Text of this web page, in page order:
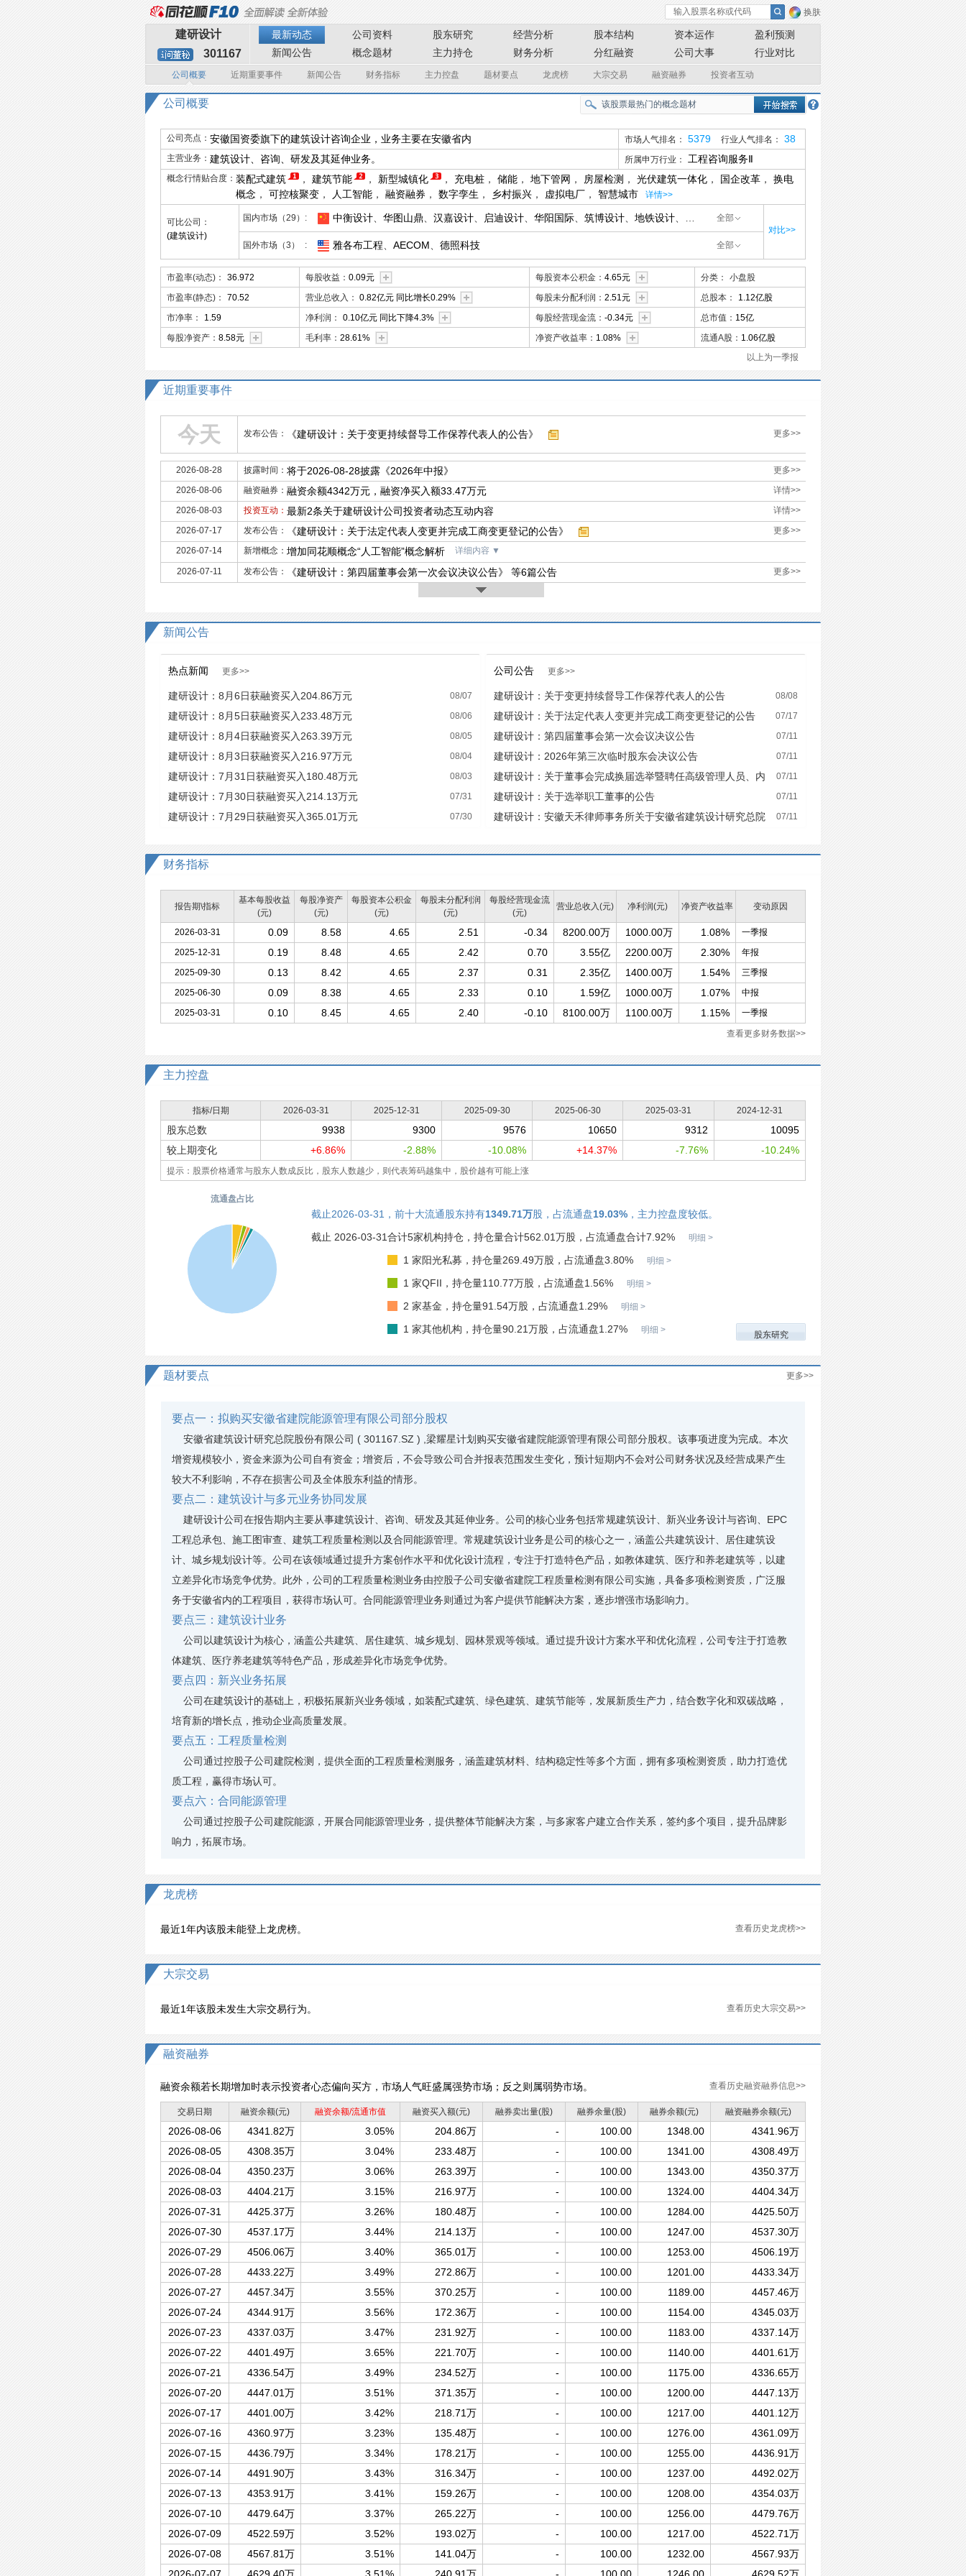
换肤
建研设计
301167
最新动态 公司资料 股东研究 经营分析 股本结构 资本运作
盈利预测
新闻公告
概念题材 主力持仓 财务分析 分红融资 公司大事 行业对比
公司概要 近期重要事件 新闻公告 财务指标 主力控盘 题材要点 龙虎榜 大宗交易 融资融券 投资者互动
公司概要
公司亮点： 安徽国资委旗下的建筑设计咨询企业，业务主要在安徽省内 市场人气排名： 5379 行业人气排名： 38
主营业务： 建筑设计、咨询、研发及其延伸业务。 所属申万行业： 工程咨询服务Ⅱ
概念行情贴合度： 装配式建筑 ， 建筑节能 ， 新型城镇化 ， 充电桩 ， 储能 ， 地下管网 ， 房屋检测 ， 光伏建筑一体化 ， 国企改革 ， 换电
概念 ， 可控核聚变 ， 人工智能 ， 融资融券 ， 数字孪生 ， 乡村振兴 ， 虚拟电厂 ， 智慧城市 详情>>
对比>>
可比公司：
(建筑设计)
国内市场（29） 全部
中衡设计 华图山鼎 汉嘉设计 启迪设计 华阳国际 筑博设计 地铁设计 奥雅股份、尤安设计
国外市场（3） 全部
雅各布工程 AECOM 德照科技
市盈率(动态)： 36.972 每股收益： 0.09元 每股资本公积金： 4.65元 分类：
小盘股
市盈率(静态)：
70.52 营业总收入： 0.82亿元 同比增长0.29% 每股未分配利润： 2.51元 总股本：
1.12亿股
市净率：
1.59 净利润： 0.10亿元 同比下降4.3% 每股经营现金流： -0.34元 总市值： 15亿
每股净资产： 8.58元 毛利率： 28.61% 净资产收益率： 1.08% 流通A股： 1.06亿股
以上为一季报
近期重要事件
今天 发布公告： 更多>>
《建研设计：关于变更持续督导工作保荐代表人的公告》
2026-08-28 披露时间： 更多>>
将于2026-08-28披露《2026年中报》
2026-08-06 融资融券： 详情>>
融资余额4342万元，融资净买入额33.47万元
2026-08-03 投资互动： 详情>>
最新2条关于建研设计公司投资者动态互动内容
2026-07-17 发布公告： 更多>>
《建研设计：关于法定代表人变更并完成工商变更登记的公告》
2026-07-14 新增概念： 增加同花顺概念“人工智能”概念解析 详细内容 ▼
2026-07-11 发布公告： 更多>>
《建研设计：第四届董事会第一次会议决议公告》 等6篇公告
新闻公告
热点新闻 更多>>
08/07
建研设计：8月6日获融资买入204.86万元
08/06
建研设计：8月5日获融资买入233.48万元
08/05
建研设计：8月4日获融资买入263.39万元
08/04
建研设计：8月3日获融资买入216.97万元
08/03
建研设计：7月31日获融资买入180.48万元
07/31
建研设计：7月30日获融资买入214.13万元
07/30
建研设计：7月29日获融资买入365.01万元
公司公告 更多>>
08/08
建研设计：关于变更持续督导工作保荐代表人的公告
07/17
建研设计：关于法定代表人变更并完成工商变更登记的公告
07/11
建研设计：第四届董事会第一次会议决议公告
07/11
建研设计：2026年第三次临时股东会决议公告
07/11
建研设计：关于董事会完成换届选举暨聘任高级管理人员、内
部审计部门负责人、证券事务代表的公告
07/11
建研设计：关于选举职工董事的公告
07/11
建研设计：安徽天禾律师事务所关于安徽省建筑设计研究总院
财务指标
报告期\指标
基本每股收益
(元)
每股净资产
(元)
每股资本公积金
(元)
每股未分配利润
(元)
每股经营现金流
(元)
营业总收入(元) 净利润(元) 净资产收益率 变动原因
2026-03-31 0.09 8.58 4.65 2.51 -0.34 8200.00万 1000.00万 1.08%
一季报
2025-12-31
0.19 8.48 4.65 2.42 0.70 3.55亿 2200.00万 2.30%
年报
2025-09-30
0.13 8.42 4.65 2.37 0.31 2.35亿 1400.00万 1.54%
三季报
2025-06-30
0.09 8.38 4.65 2.33 0.10 1.59亿 1000.00万 1.07%
中报
2025-03-31
0.10 8.45 4.65 2.40 -0.10 8100.00万 1100.00万 1.15% 一季报
查看更多财务数据>>
主力控盘
指标/日期 2026-03-31 2025-12-31 2025-09-30 2025-06-30 2025-03-31 2024-12-31
股东总数 9938 9300 9576 10650 9312
10095
较上期变化
+6.86% -2.88% -10.08% +14.37% -7.76% -10.24%
提示：股票价格通常与股东人数成反比，股东人数越少，则代表筹码越集中，股价越有可能上涨
流通盘占比
截止2026-03-31，前十大流通股东持有1349.71万股，占流通盘19.03% ，主力控盘度较低。
截止 2026-03-31合计5家机构持仓，持仓量合计562.01万股，占流通盘合计7.92% 明细 >
1 家阳光私募，持仓量269.49万股，占流通盘3.80% 明细 >
1 家QFII，持仓量110.77万股，占流通盘1.56% 明细 >
2 家基金，持仓量91.54万股，占流通盘1.29% 明细 >
1 家其他机构，持仓量90.21万股，占流通盘1.27% 明细 > 股东研究
题材要点 更多>>
要点一：拟购买安徽省建院能源管理有限公司部分股权
安徽省建筑设计研究总院股份有限公司 ( 301167.SZ ) ,梁耀星计划购买安徽省建院能源管理有限公司部分股权。该事项进度为完成。本次
增资规模较小，资金来源为公司自有资金；增资后，不会导致公司合并报表范围发生变化，预计短期内不会对公司财务状况及经营成果产生
较大不利影响，不存在损害公司及全体股东利益的情形。
要点二：建筑设计与多元业务协同发展
建研设计公司在报告期内主要从事建筑设计、咨询、研发及其延伸业务。公司的核心业务包括常规建筑设计、新兴业务设计与咨询、EPC
工程总承包、施工图审查、建筑工程质量检测以及合同能源管理。常规建筑设计业务是公司的核心之一，涵盖公共建筑设计、居住建筑设
计、城乡规划设计等。公司在该领域通过提升方案创作水平和优化设计流程，专注于打造特色产品，如教体建筑、医疗和养老建筑等，以建
立差异化市场竞争优势。此外，公司的工程质量检测业务由控股子公司安徽省建院工程质量检测有限公司实施，具备多项检测资质，广泛服
务于安徽省内的工程项目，获得市场认可。合同能源管理业务则通过为客户提供节能解决方案，逐步增强市场影响力。
要点三：建筑设计业务
公司以建筑设计为核心，涵盖公共建筑、居住建筑、城乡规划、园林景观等领域。通过提升设计方案水平和优化流程，公司专注于打造教
体建筑、医疗养老建筑等特色产品，形成差异化市场竞争优势。
要点四：新兴业务拓展
公司在建筑设计的基础上，积极拓展新兴业务领域，如装配式建筑、绿色建筑、建筑节能等，发展新质生产力，结合数字化和双碳战略，
培育新的增长点，推动企业高质量发展。
要点五：工程质量检测
公司通过控股子公司建院检测，提供全面的工程质量检测服务，涵盖建筑材料、结构稳定性等多个方面，拥有多项检测资质，助力打造优
质工程，赢得市场认可。
要点六：合同能源管理
公司通过控股子公司建院能源，开展合同能源管理业务，提供整体节能解决方案，与多家客户建立合作关系，签约多个项目，提升品牌影
响力，拓展市场。
龙虎榜
查看历史龙虎榜>>
最近1年内该股未能登上龙虎榜。
大宗交易
查看历史大宗交易>>
最近1年该股未发生大宗交易行为。
融资融券
查看历史融资融券信息>>
融资余额若长期增加时表示投资者心态偏向买方，市场人气旺盛属强势市场；反之则属弱势市场。
交易日期 融资余额(元) 融资余额/流通市值 融资买入额(元) 融券卖出量(股) 融券余量(股) 融券余额(元) 融资融券余额(元)
2026-08-06 4341.82万 3.05% 204.86万 - 100.00 1348.00
4341.96万
2026-08-05
4308.35万 3.04% 233.48万 - 100.00 1341.00
4308.49万
2026-08-04
4350.23万 3.06% 263.39万 - 100.00 1343.00
4350.37万
2026-08-03
4404.21万 3.15% 216.97万 - 100.00 1324.00
4404.34万
2026-07-31
4425.37万 3.26% 180.48万 - 100.00 1284.00
4425.50万
2026-07-30
4537.17万 3.44% 214.13万 - 100.00 1247.00
4537.30万
2026-07-29
4506.06万 3.40% 365.01万 - 100.00 1253.00
4506.19万
2026-07-28
4433.22万 3.49% 272.86万 - 100.00 1201.00
4433.34万
2026-07-27
4457.34万 3.55% 370.25万 - 100.00 1189.00
4457.46万
2026-07-24
4344.91万 3.56% 172.36万 - 100.00 1154.00
4345.03万
2026-07-23
4337.03万 3.47% 231.92万 - 100.00 1183.00
4337.14万
2026-07-22
4401.49万 3.65% 221.70万 - 100.00 1140.00
4401.61万
2026-07-21
4336.54万 3.49% 234.52万 - 100.00 1175.00
4336.65万
2026-07-20
4447.01万 3.51% 371.35万 - 100.00 1200.00
4447.13万
2026-07-17
4401.00万 3.42% 218.71万 - 100.00 1217.00
4401.12万
2026-07-16
4360.97万 3.23% 135.48万 - 100.00 1276.00
4361.09万
2026-07-15
4436.79万 3.34% 178.21万 - 100.00 1255.00
4436.91万
2026-07-14
4491.90万 3.43% 316.34万 - 100.00 1237.00
4492.02万
2026-07-13
4353.91万 3.41% 159.26万 - 100.00 1208.00
4354.03万
2026-07-10
4479.64万 3.37% 265.22万 - 100.00 1256.00
4479.76万
2026-07-09
4522.59万 3.52% 193.02万 - 100.00 1217.00
4522.71万
2026-07-08
4567.81万 3.51% 141.04万 - 100.00 1232.00
4567.93万